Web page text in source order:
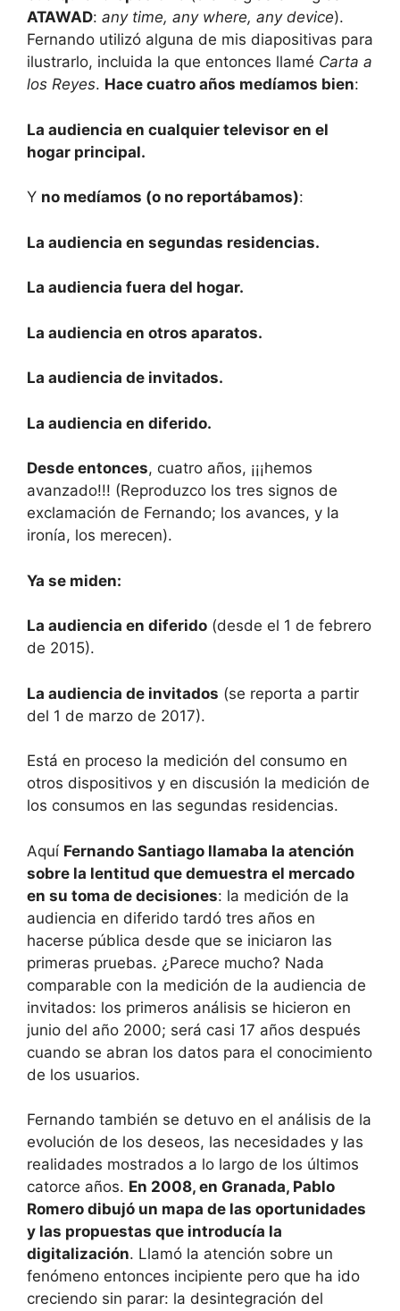
ATAWAD: any time, any where, any device).
Fernando utilizó alguna de mis diapositivas para
ilustrarlo, incluida la que entonces llamé Carta a
los Reyes. Hace cuatro años medíamos bien:
La audiencia en cualquier televisor en el
hogar principal.
Y no medíamos (o no reportábamos):
La audiencia en segundas residencias.
La audiencia fuera del hogar.
La audiencia en otros aparatos.
La audiencia de invitados.
La audiencia en diferido.
Desde entonces, cuatro años, ¡¡¡hemos
avanzado!!! (Reproduzco los tres signos de
exclamación de Fernando; los avances, y la
ironía, los merecen).
Ya se miden:
La audiencia en diferido (desde el 1 de febrero
de 2015).
La audiencia de invitados (se reporta a partir
del 1 de marzo de 2017).
Está en proceso la medición del consumo en
otros dispositivos y en discusión la medición de
los consumos en las segundas residencias.
Aquí Fernando Santiago llamaba la atención
sobre la lentitud que demuestra el mercado
en su toma de decisiones: la medición de la
audiencia en diferido tardó tres años en
hacerse pública desde que se iniciaron las
primeras pruebas. ¿Parece mucho? Nada
comparable con la medición de la audiencia de
invitados: los primeros análisis se hicieron en
junio del año 2000; será casi 17 años después
cuando se abran los datos para el conocimiento
de los usuarios.
Fernando también se detuvo en el análisis de la
evolución de los deseos, las necesidades y las
realidades mostrados a lo largo de los últimos
catorce años. En 2008, en Granada, Pablo
Romero dibujó un mapa de las oportunidades
y las propuestas que introducía la
digitalización. Llamó la atención sobre un
fenómeno entonces incipiente pero que ha ido
creciendo sin parar: la desintegración del